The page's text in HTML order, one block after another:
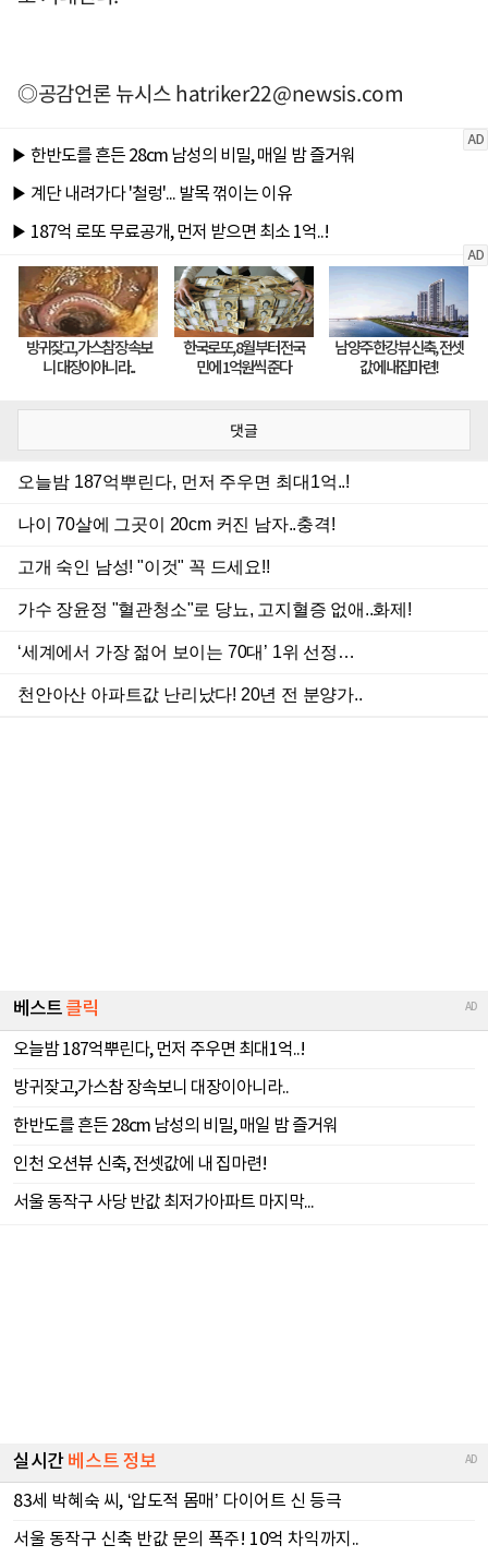
◎공감언론 뉴시스hatriker22@newsis.com
댓글